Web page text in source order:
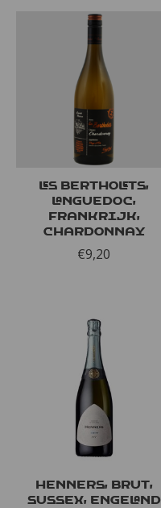
Les Bertholets,
Languedoc,
Frankrijk,
Chardonnay
€9,20
Henners, Brut,
Sussex, Engeland